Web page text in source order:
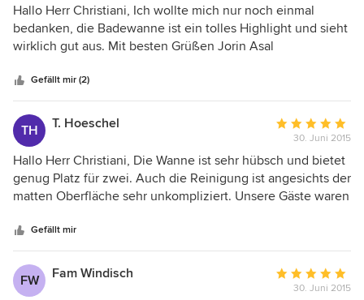
5
von
Hallo Herr Christiani, Ich wollte mich nur noch einmal
bedanken, die Badewanne ist ein tolles Highlight und sieht
wirklich gut aus. Mit besten Grüßen Jorin Asal
Gefällt mir (2)
TH T. Hoeschel
Bewertung:
5
von
5
30. Juni 2015
Hallo Herr Christiani, Die Wanne ist sehr hübsch und bietet
genug Platz für zwei. Auch die Reinigung ist angesichts der
matten Oberfläche sehr unkompliziert. Unsere Gäste waren
Gefällt mir
FW Fam Windisch
Bewertung:
30. Juni 2015